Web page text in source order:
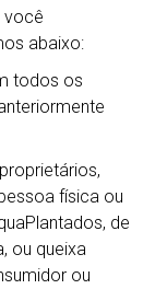
você
abaixo:
todos os
física ou
de
ou queixa
ou